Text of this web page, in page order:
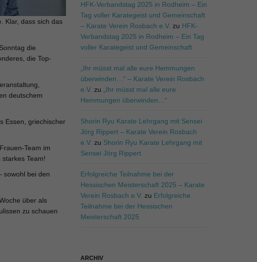
Klar, dass sich das
die
die Top-
deutschem
Essen, griechischer
Team im
Team!
sowohl bei den
über als
zu schauen
HFK-Verbandstag 2025 in Rodheim – Ein
Tag voller Karategeist und Gemeinschaft
– Karate Verein Rosbach e.V. zu HFK-
Verbandstag 2025 in Rodheim – Ein Tag
voller Karategeist und Gemeinschaft
„Ihr müsst mal alle eure Hemmungen
überwinden…“ – Karate Verein Rosbach
e.V. zu
„Ihr müsst mal alle eure
Hemmungen überwinden…“
Shorin Ryu Karate Lehrgang mit Sensei
Jörg Rippert – Karate Verein Rosbach
e.V. zu Shorin Ryu Karate Lehrgang mit
Sensei Jörg Rippert
Erfolgreiche Teilnahme bei der
Hessischen Meisterschaft 2025 – Karate
Verein Rosbach e.V. zu Erfolgreiche
Teilnahme bei der Hessischen
Meisterschaft 2025
ARCHIV